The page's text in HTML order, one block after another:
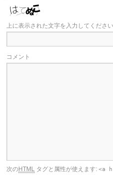
上に表示された文字を入力してください
コメント
次のHTML タグと属性が使えます:<a